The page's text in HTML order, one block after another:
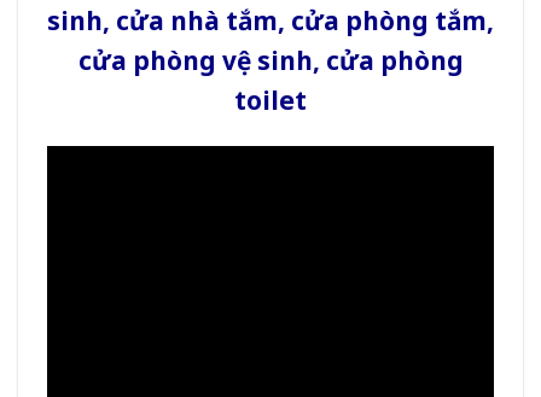
sinh, cửa nhà tắm, cửa phòng tắm,
cửa phòng vệ sinh, cửa phòng
toilet